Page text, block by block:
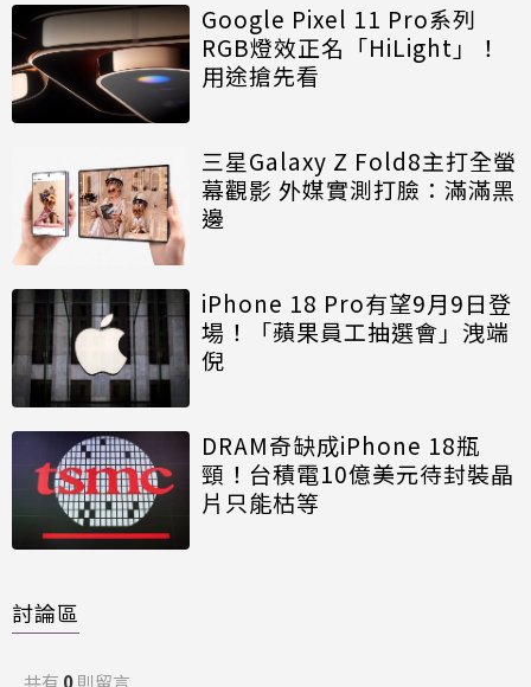
Google Pixel 11 Pro系列
RGB燈效正名「HiLight」！
用途搶先看
三星Galaxy Z Fold8主打全螢
幕觀影 外媒實測打臉：滿滿黑
邊
iPhone 18 Pro有望9月9日登
場！「蘋果員工抽選會」洩端
倪
DRAM奇缺成iPhone 18瓶
頸！台積電10億美元待封裝晶
片只能枯等
討論區
共有 0則留言